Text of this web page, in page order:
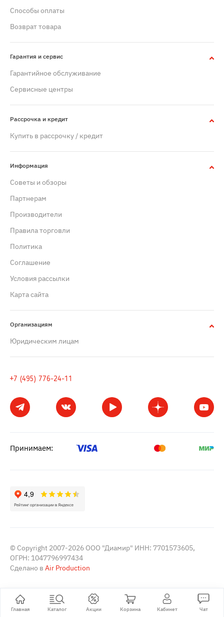
Главная Каталог Акции Корзина Кабинет Чат
Способы оплаты
Возврат товара
Гарантия и сервис
Гарантийное обслуживание
Сервисные центры
Рассрочка и кредит
Купить в рассрочку / кредит
Информация
Советы и обзоры
Партнерам
Производители
Правила торговли
Политика
Cоглашение
Условия рассылки
Карта сайта
Организациям
Юридическим лицам
+7 (495) 776-24-11
Принимаем:
© Copyright 2007-2026 ООО "Диамир" ИНН: 7701573605,
ОГРН: 1047796997434
Сделано в Air Production